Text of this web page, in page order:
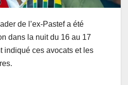
de l’ex-Pastef a été
dans la nuit du 16 au 17
indiqué ces avocats et les